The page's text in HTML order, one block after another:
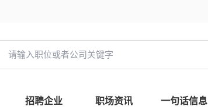
招聘企业 职场资讯 一句话信息